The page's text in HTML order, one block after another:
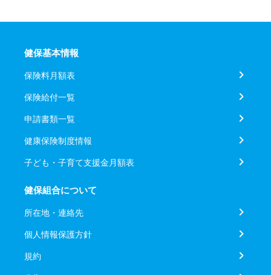
健保基本情報
保険料月額表
保険給付一覧
申請書類一覧
健康保険制度情報
子ども・子育て支援金月額表
健保組合について
所在地・連絡先
個人情報保護方針
規約